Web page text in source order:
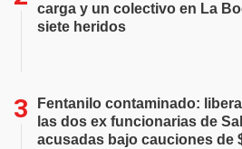
carga y un colectivo en La
siete heridos
Fentanilo contaminado:
las dos ex funcionarias de
acusadas bajo cauciones de